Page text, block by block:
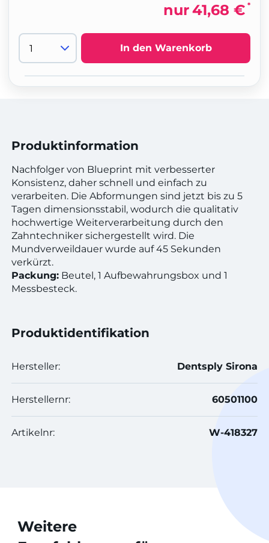
nur41,68 € *
In den Warenkorb
Produktinformation
Nachfolger von Blueprint mit verbesserter
Konsistenz, daher schnell und einfach zu
verarbeiten. Die Abformungen sind jetzt bis zu 5
Tagen dimensionsstabil, wodurch die qualitativ
hochwertige Weiterverarbeitung durch den
Zahntechniker sichergestellt wird. Die
Mundverweildauer wurde auf 45 Sekunden
verkürzt.
Packung: Beutel, 1 Aufbewahrungsbox und 1
Messbesteck.
Produktidentifikation
Hersteller: Dentsply Sirona
Herstellernr: 60501100
Artikelnr: W-418327
Weitere